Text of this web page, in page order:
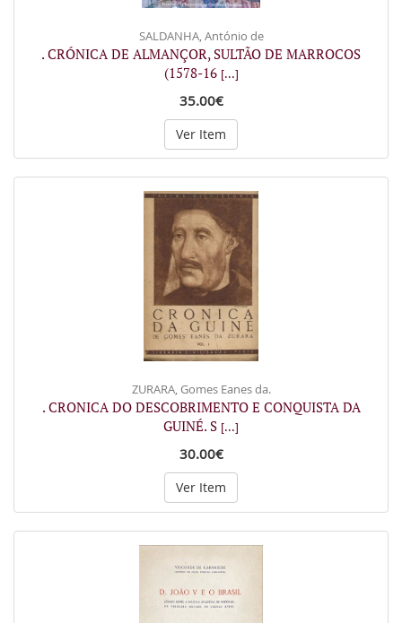
SALDANHA, António de
. CRÓNICA DE ALMANÇOR, SULTÃO DE MARROCOS
(1578-16 [...]
35.00€
Ver Item
ZURARA, Gomes Eanes da.
. CRONICA DO DESCOBRIMENTO E CONQUISTA DA
GUINÉ. S [...]
30.00€
Ver Item